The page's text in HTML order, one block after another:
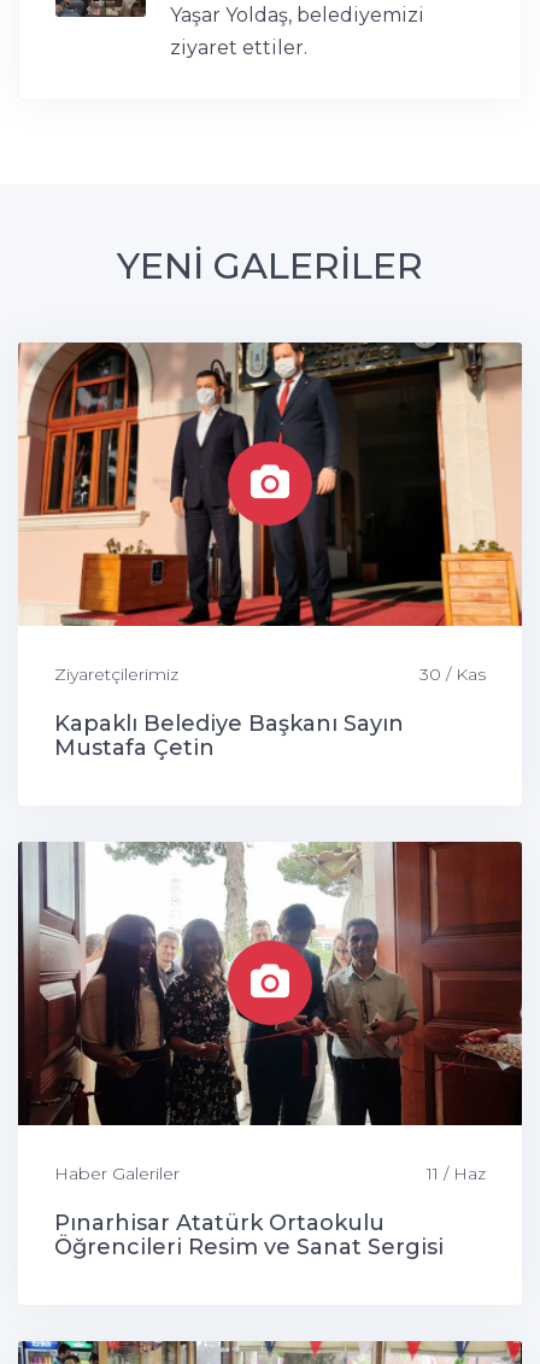
Yaşar Yoldaş, belediyemizi
ziyaret ettiler.
YENİ GALERİLER
Ziyaretçilerimiz 30 / Kas
Kapaklı Belediye Başkanı Sayın
Mustafa Çetin
Haber Galeriler 11 / Haz
Pınarhisar Atatürk Ortaokulu
Öğrencileri Resim ve Sanat Sergisi